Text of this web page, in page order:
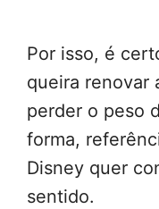
Por isso, é
queira renovar
perder o peso
forma,
Disney quer
sentido.